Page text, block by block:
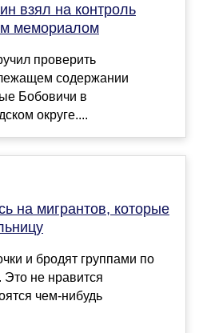
взял на контроль
мемориалом
проверить
содержании
Бобовичи в
округе....
на мигрантов, которые
и бродят группами по
не нравится
чем-нибудь